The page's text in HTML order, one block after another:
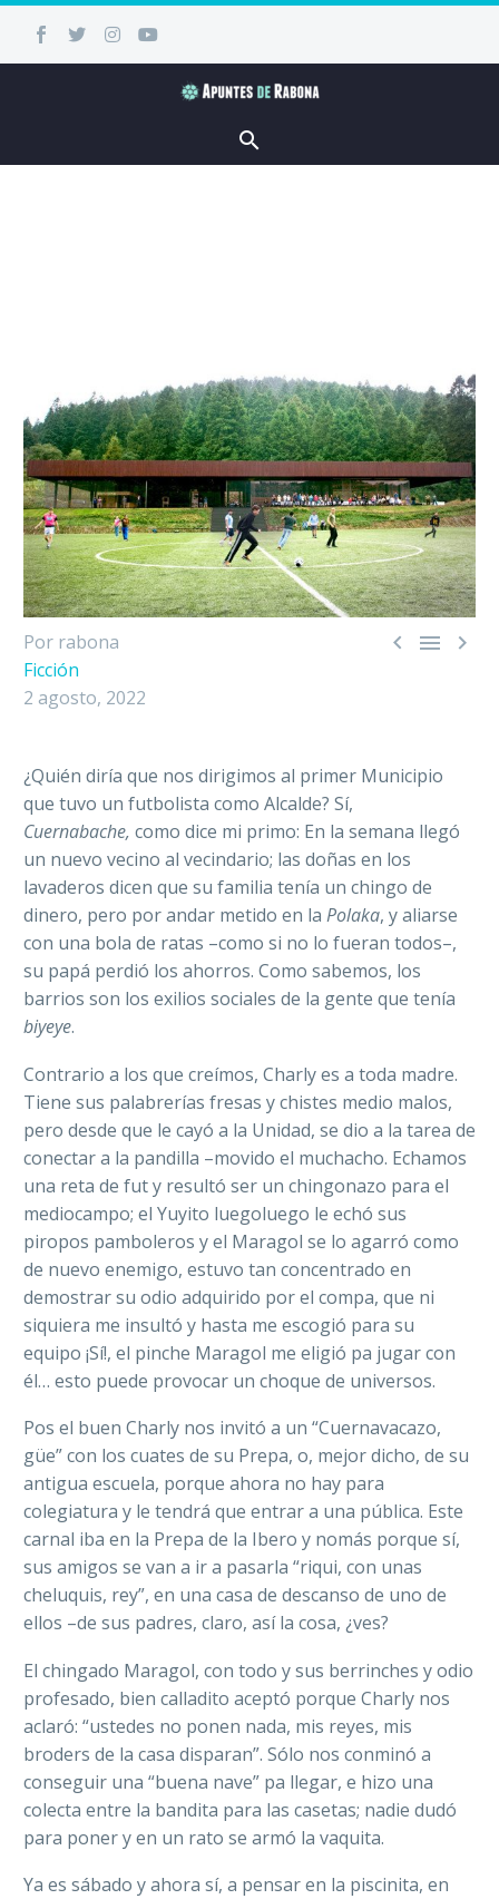
  
Por rabona
Ficción
2 agosto, 2022
¿Quién diría que nos dirigimos al primer Municipio
que tuvo un futbolista como Alcalde? Sí,
Cuernabache, como dice mi primo: En la semana llegó
un nuevo vecino al vecindario; las doñas en los
lavaderos dicen que su familia tenía un chingo de
dinero, pero por andar metido en la Polaka, y aliarse
con una bola de ratas –como si no lo fueran todos–,
su papá perdió los ahorros. Como sabemos, los
barrios son los exilios sociales de la gente que tenía
biyeye.
Contrario a los que creímos, Charly es a toda madre.
Tiene sus palabrerías fresas y chistes medio malos,
pero desde que le cayó a la Unidad, se dio a la tarea de
conectar a la pandilla –movido el muchacho. Echamos
una reta de fut y resultó ser un chingonazo para el
mediocampo; el Yuyito luegoluego le echó sus
piropos pamboleros y el Maragol se lo agarró como
de nuevo enemigo, estuvo tan concentrado en
demostrar su odio adquirido por el compa, que ni
siquiera me insultó y hasta me escogió para su
equipo ¡Sí!, el pinche Maragol me eligió pa jugar con
él… esto puede provocar un choque de universos.
Pos el buen Charly nos invitó a un “Cuernavacazo,
güe” con los cuates de su Prepa, o, mejor dicho, de su
antigua escuela, porque ahora no hay para
colegiatura y le tendrá que entrar a una pública. Este
carnal iba en la Prepa de la Ibero y nomás porque sí,
sus amigos se van a ir a pasarla “riqui, con unas
cheluquis, rey”, en una casa de descanso de uno de
ellos –de sus padres, claro, así la cosa, ¿ves?
El chingado Maragol, con todo y sus berrinches y odio
profesado, bien calladito aceptó porque Charly nos
aclaró: “ustedes no ponen nada, mis reyes, mis
broders de la casa disparan”. Sólo nos conminó a
conseguir una “buena nave” pa llegar, e hizo una
colecta entre la bandita para las casetas; nadie dudó
para poner y en un rato se armó la vaquita.
Ya es sábado y ahora sí, a pensar en la piscinita, en